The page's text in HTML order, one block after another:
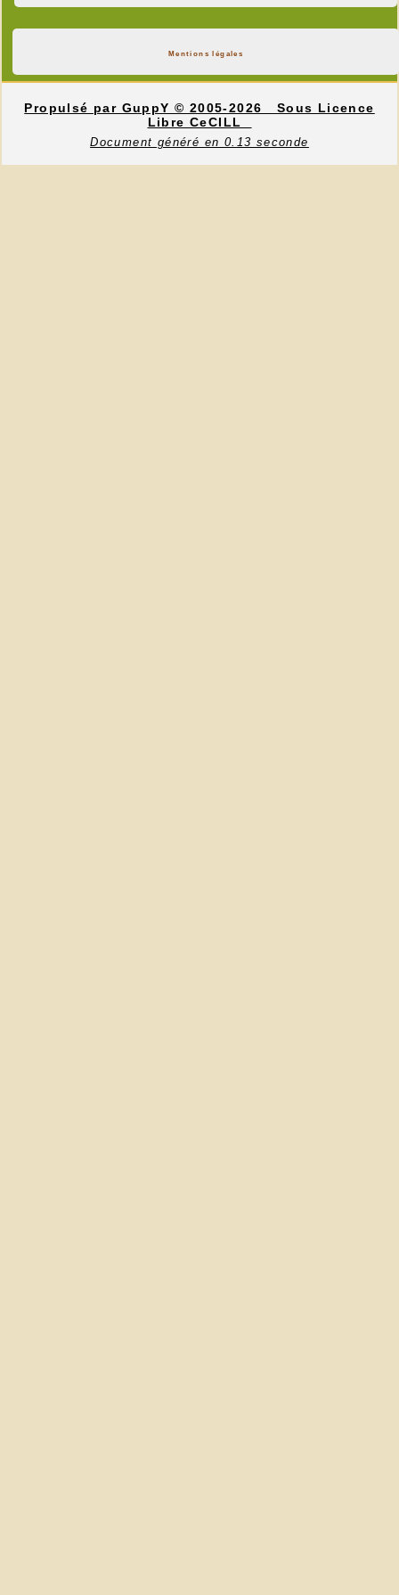
Mentions légales
Propulsé par GuppY© 2005-2026
Sous Licence
Libre CeCILL
Document généré en 0.13 seconde